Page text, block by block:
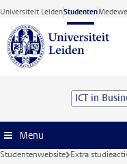
Ga direct naar de inhoud
Universiteit LeidenStudenten
ICT in
Menu
Studentenwebsite Extra